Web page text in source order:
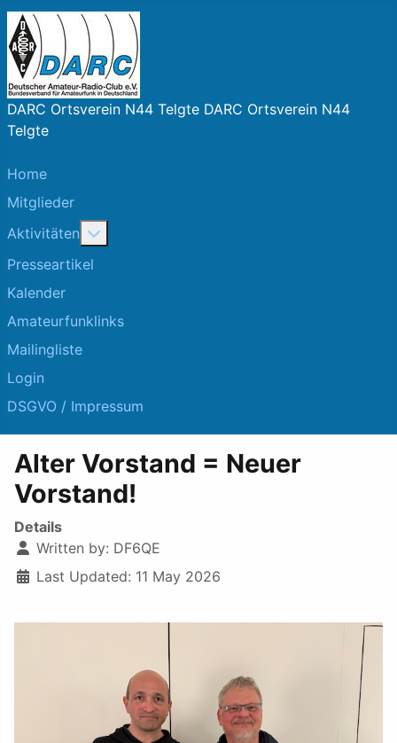
DARC Ortsverein N44 Telgte DARC Ortsverein N44
Telgte
Home
Mitglieder
Aktivitäten
Presseartikel
Kalender
Amateurfunklinks
Mailingliste
Login
DSGVO / Impressum
Alter Vorstand = Neuer
Vorstand!
Details
Written by: DF6QE
Last Updated: 11 May 2026